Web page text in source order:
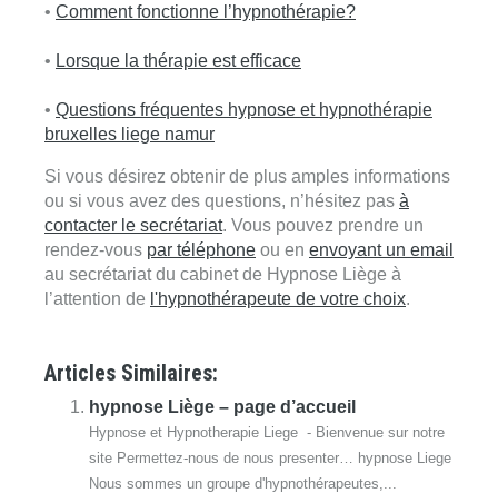
• Comment fonctionne l’hypnothérapie?
• Lorsque la thérapie est efficace
• Questions fréquentes hypnose et hypnothérapie
bruxelles liege namur
Si vous désirez obtenir de plus amples informations
ou si vous avez des questions, n’hésitez pas à
contacter le secrétariat. Vous pouvez prendre un
rendez-vous par téléphone ou en envoyant un email
au secrétariat du cabinet de Hypnose Liège à
l’attention de l'hypnothérapeute de votre choix.
Articles Similaires:
hypnose Liège – page d’accueil
Hypnose et Hypnotherapie Liege - Bienvenue sur notre
site Permettez-nous de nous presenter… hypnose Liege
Nous sommes un groupe d'hypnothérapeutes,...